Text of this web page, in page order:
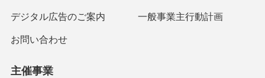
デジタル広告のご案内 一般事業主行動計画
お問い合わせ
主催事業